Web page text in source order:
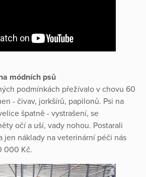
módních psů
podmínkách přežívalo v chovu 60
- čivav, jorkšírů, papilonů. Psi na
špatně - vystrašení, se
očí a uší, vady nohou. Postarali
jen náklady na veterinární péči nás
000 Kč.